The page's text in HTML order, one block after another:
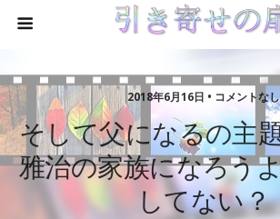
2018年6月16日 • コメントなし
そして父になるの主
雅治の家族になろう
してない？